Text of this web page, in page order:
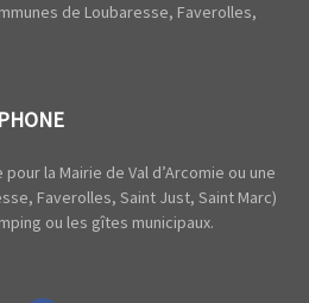
de Loubaresse, Faverolles,
la Mairie de Val d’Arcomie ou une
Faverolles, Saint Just, Saint Marc)
ou les gîtes municipaux.